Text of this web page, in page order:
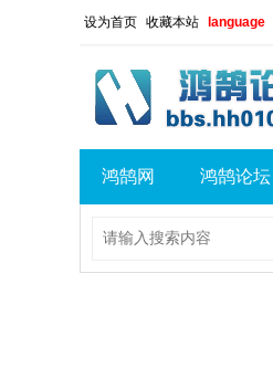
设为首页 收藏本站 language
鸿鹄网 鸿鹄论坛